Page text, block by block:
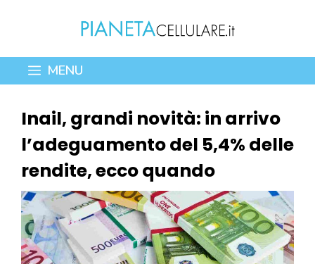
contenuto
MENU
Inail, grandi novità: in arrivo
l’adeguamento del 5,4% delle
rendite, ecco quando